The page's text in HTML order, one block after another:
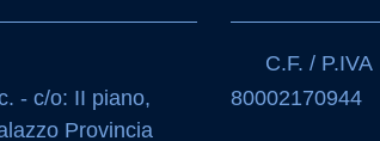
- c/o: II piano,
Provincia
C.F. / P.IVA
80002170944